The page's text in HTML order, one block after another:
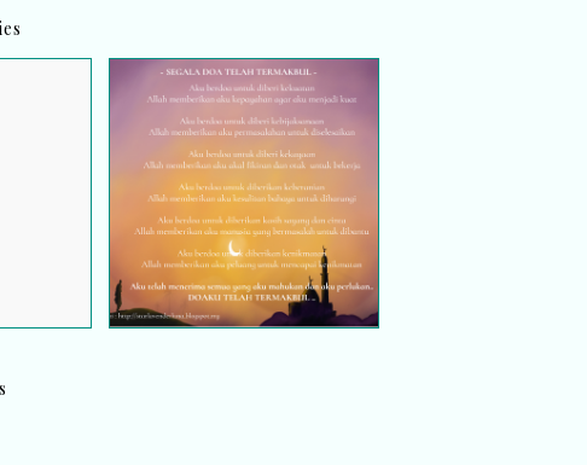
Segala doa telah termakbul